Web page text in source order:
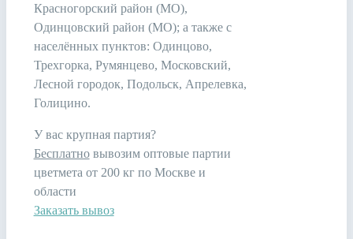
Красногорский район (МО),
Одинцовский район (МО); а также с
населённых пунктов: Одинцово,
Трехгорка, Румянцево, Московский,
Лесной городок, Подольск, Апрелевка,
Голицино.
У вас крупная партия?
Бесплатновывозим оптовые партии
цветмета от 200 кг по Москве и
области
Заказать вывоз